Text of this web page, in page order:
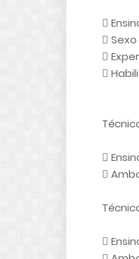






